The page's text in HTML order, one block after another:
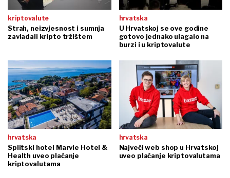
kriptovalute
Strah, neizvjesnost i sumnja
zavladali kripto tržištem
hrvatska
U Hrvatskoj se ove godine
gotovo jednako ulagalo na
burzi i u kriptovalute
hrvatska
Splitski hotel Marvie Hotel &
Health uveo plaćanje
kriptovalutama
hrvatska
Najveći web shop u Hrvatskoj
uveo plaćanje kriptovalutama